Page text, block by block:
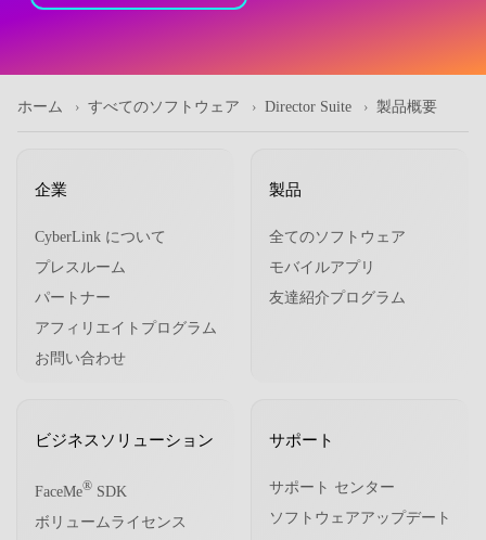
ホーム すべてのソフトウェア Director Suite 製品概要
企業
CyberLink について
プレスルーム
パートナー
アフィリエイトプログラム
お問い合わせ
製品
全てのソフトウェア
モバイルアプリ
友達紹介プログラム
ビジネスソリューション
FaceMe® SDK
ボリュームライセンス
サポート
サポート センター
ソフトウェアアップデート